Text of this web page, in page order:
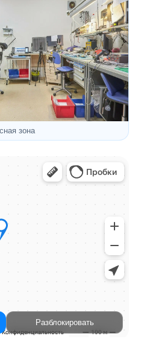
зона
Разблокировать